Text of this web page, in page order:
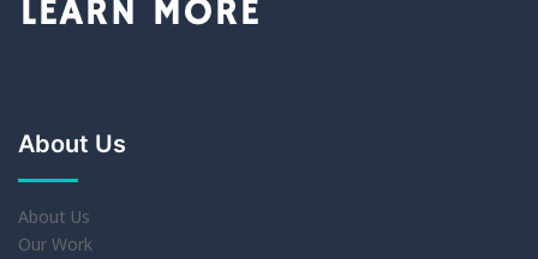
About Us
About Us
Our Work